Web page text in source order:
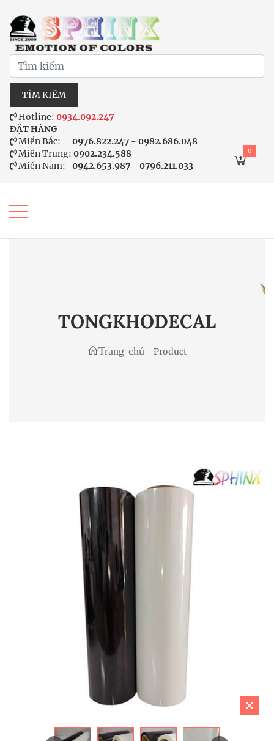
TÌM KIẾM
Hotline: 0934.092.247
ĐẶT HÀNG
Miền Bắc:
0976.822.247 - 0982.686.048
Miền Trung: 0902.234.588
Miền Nam:
0942.653.987 - 0796.211.033
0
TONGKHODECAL
Trang chủ - Product